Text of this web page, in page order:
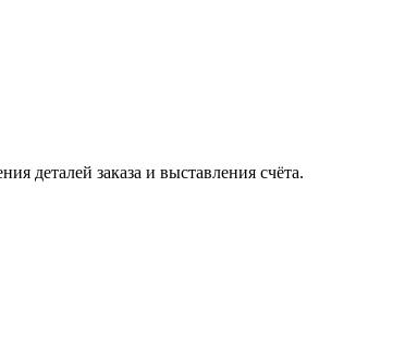
деталей заказа и выставления счёта.